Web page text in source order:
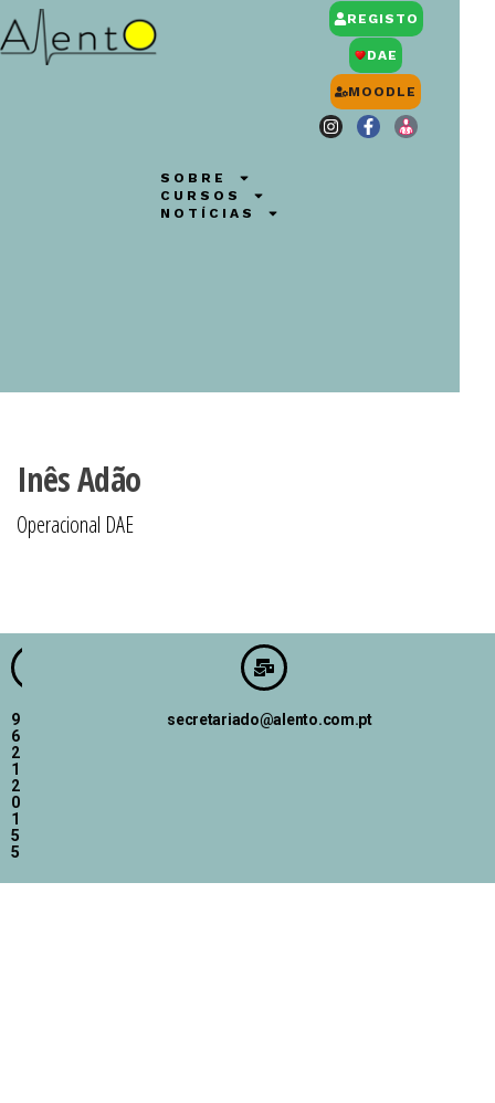
SOBRE
CURSOS
NOTÍCIAS
REGISTO
DAE
MOODLE
Inês Adão
Operacional DAE
9
6
2
1
2
0
1
5
5
secretariado@alento.com.pt